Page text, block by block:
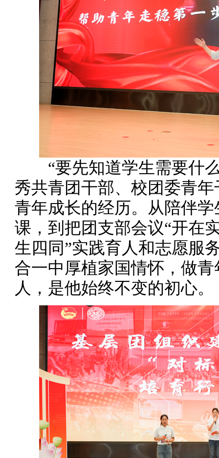
“要先知道学生需要什么
秀共青团干部、校团委青
青年成长的经历。从陪伴
课，到把团支部会议“开在
生四同”实践育人和志愿服
合一中厚植家国情怀，做
人，是他始终不变的初心。